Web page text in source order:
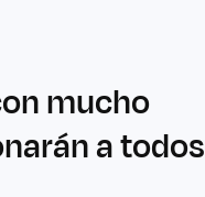
mucho
a todos